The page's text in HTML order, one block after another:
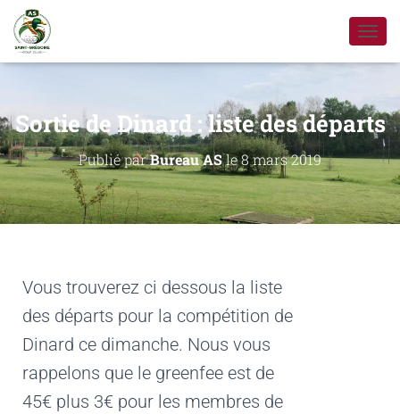
D
É
I
E
L
A
N
A
Sortie de Dinard : liste des départs
Publié parBureau ASle8 mars 2019
Vous trouverez ci dessous la liste
des départs pour la compétition de
Dinard ce dimanche. Nous vous
rappelons que le greenfee est de
45€ plus 3€ pour les membres de